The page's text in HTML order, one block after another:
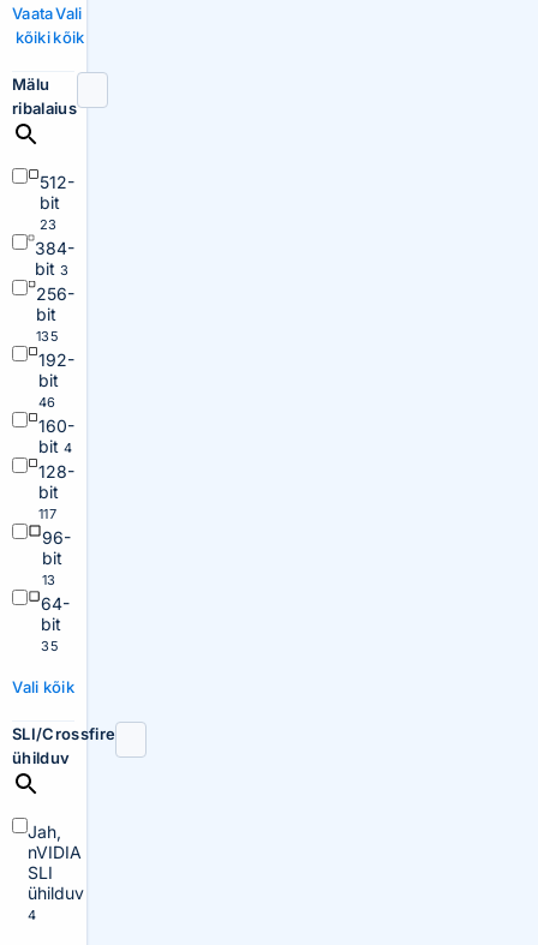
Vaata
kõiki
Vali
kõik
Mälu
ribalaius
512-
bit
23
384-
bit 3
256-
bit
135
192-
bit
46
160-
bit 4
128-
bit
117
96-
bit
13
64-
bit
35
Vali kõik
SLI/Crossfire
ühilduv
Jah,
nVIDIA
SLI
ühilduv
4